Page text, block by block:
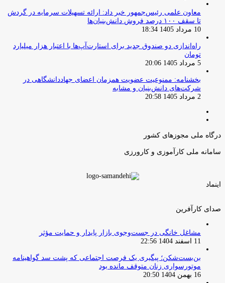
معاون علمی رئیس‌جمهور خبر داد: ارائه تسهیلات سرمایه در گردش
تا سقف ۱۰۰ درصد فروش دانش‌بنیان‌ها
10 مرداد 1405 18:34
راه‌اندازی دو صندوق جدید برای استارت‌آپ‌ها با اعتبار هزار میلیارد
تومان
5 مرداد 1405 20:06
بخشنامه: ممنوعیت عضویت همزمان اعضای جهاددانشگاهی در
شرکت‌های دانش‌بنیان و مشابه
2 مرداد 1405 20:58
درگاه ملی مجوزهای کشور
سامانه ملی کارآموزی و کارورزی
اینماد
صدای کارآفرین
مشاغل خانگی در جست‌وجوی بازار پایدار و حمایت مؤثر
11 اسفند 1404 22:56
بن‌بست‌شکن؛ پیگیری یک فرصت اجتماعی که پشت سد گواهینامه
موتورسواری زنان متوقف مانده بود
16 بهمن 1404 20:50